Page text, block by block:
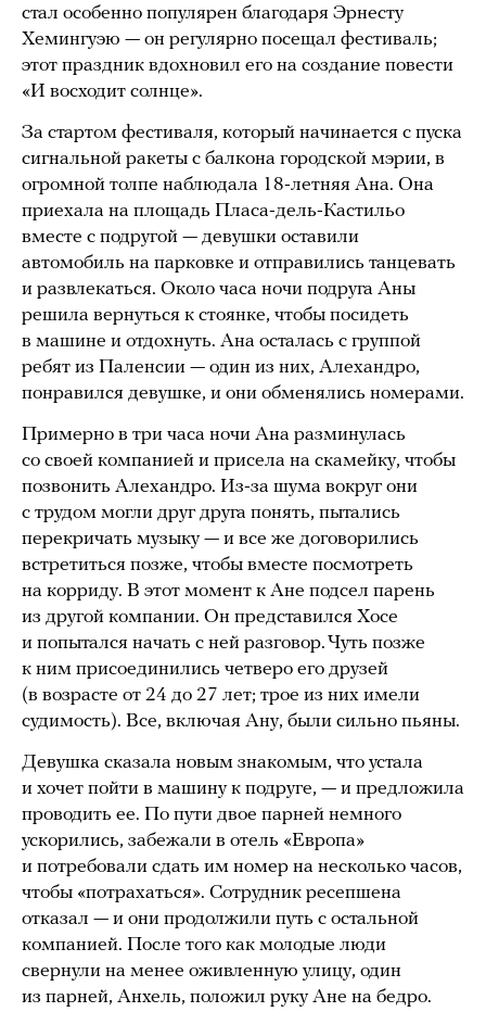
стал особенно популярен благодаря Эрнесту
Хемингуэю — он регулярно посещал фестиваль;
этот праздник вдохновил его на создание повести
«И восходит солнце».
За стартом фестиваля, который начинается с пуска
сигнальной ракеты с балкона городской мэрии, в
огромной толпе наблюдала 18-летняя Ана. Она
приехала на площадь Пласа-дель-Кастильо
вместе с подругой — девушки оставили
автомобиль на парковке и отправились танцевать
и развлекаться. Около часа ночи подруга Аны
решила вернуться к стоянке, чтобы посидеть
в машине и отдохнуть. Ана осталась с группой
ребят из Паленсии — один из них, Алехандро,
понравился девушке, и они обменялись номерами.
Примерно в три часа ночи Ана разминулась
со своей компанией и присела на скамейку, чтобы
позвонить Алехандро. Из-за шума вокруг они
с трудом могли друг друга понять, пытались
перекричать музыку — и все же договорились
встретиться позже, чтобы вместе посмотреть
на корриду. В этот момент к Ане подсел парень
из другой компании. Он представился Хосе
и попытался начать с ней разговор. Чуть позже
к ним присоединились четверо его друзей
(в возрасте от 24 до 27 лет; трое из них имели
судимость). Все, включая Ану, были сильно пьяны.
Девушка сказала новым знакомым, что устала
и хочет пойти в машину к подруге, — и предложила
проводить ее. По пути двое парней немного
ускорились, забежали в отель «Европа»
и потребовали сдать им номер на несколько часов,
чтобы «потрахаться». Сотрудник ресепшена
отказал — и они продолжили путь с остальной
компанией. После того как молодые люди
свернули на менее оживленную улицу, один
из парней, Анхель, положил руку Ане на бедро.